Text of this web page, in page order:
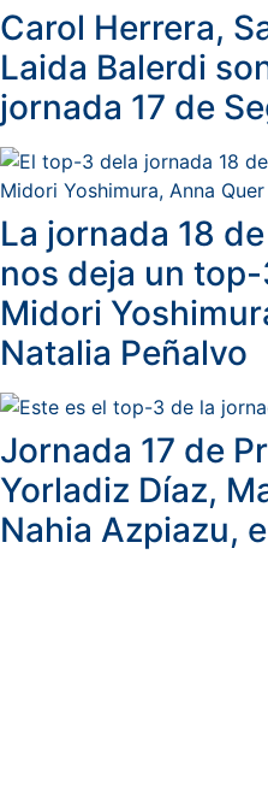
Carol Herrera,
Laida Balerdi
jornada 17 de
La jornada 18
nos deja un
Midori
Natalia Peñalvo
Jornada 17 de
Yorladiz Díaz,
Nahia Azpiazu,